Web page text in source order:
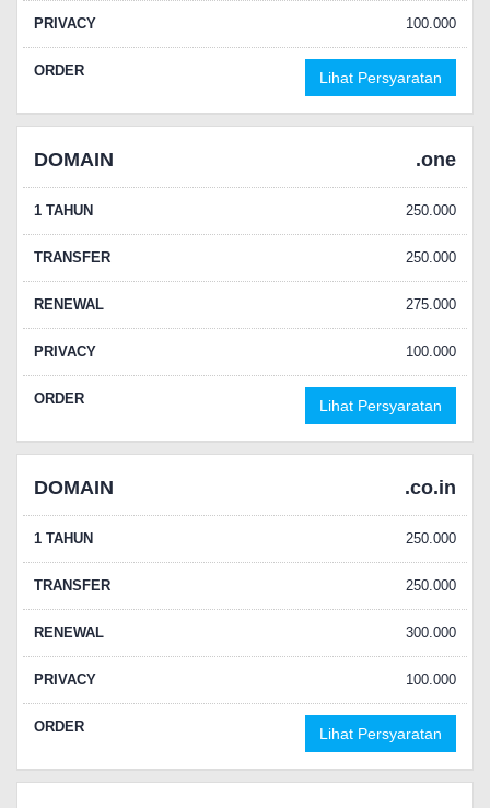
PRIVACY 100.000
ORDER Lihat Persyaratan
DOMAIN .one
1 TAHUN 250.000
TRANSFER 250.000
RENEWAL 275.000
PRIVACY 100.000
ORDER Lihat Persyaratan
DOMAIN .co.in
1 TAHUN 250.000
TRANSFER 250.000
RENEWAL 300.000
PRIVACY 100.000
ORDER Lihat Persyaratan